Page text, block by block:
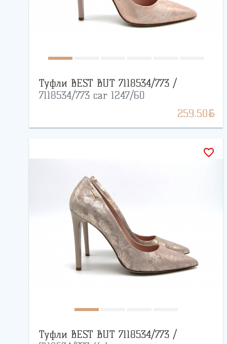
Туфли BEST BUT 7118534/773 /
7118534/773 car 1247/60
259.50BYN
favorite_border
Туфли BEST BUT 7118534/773 /